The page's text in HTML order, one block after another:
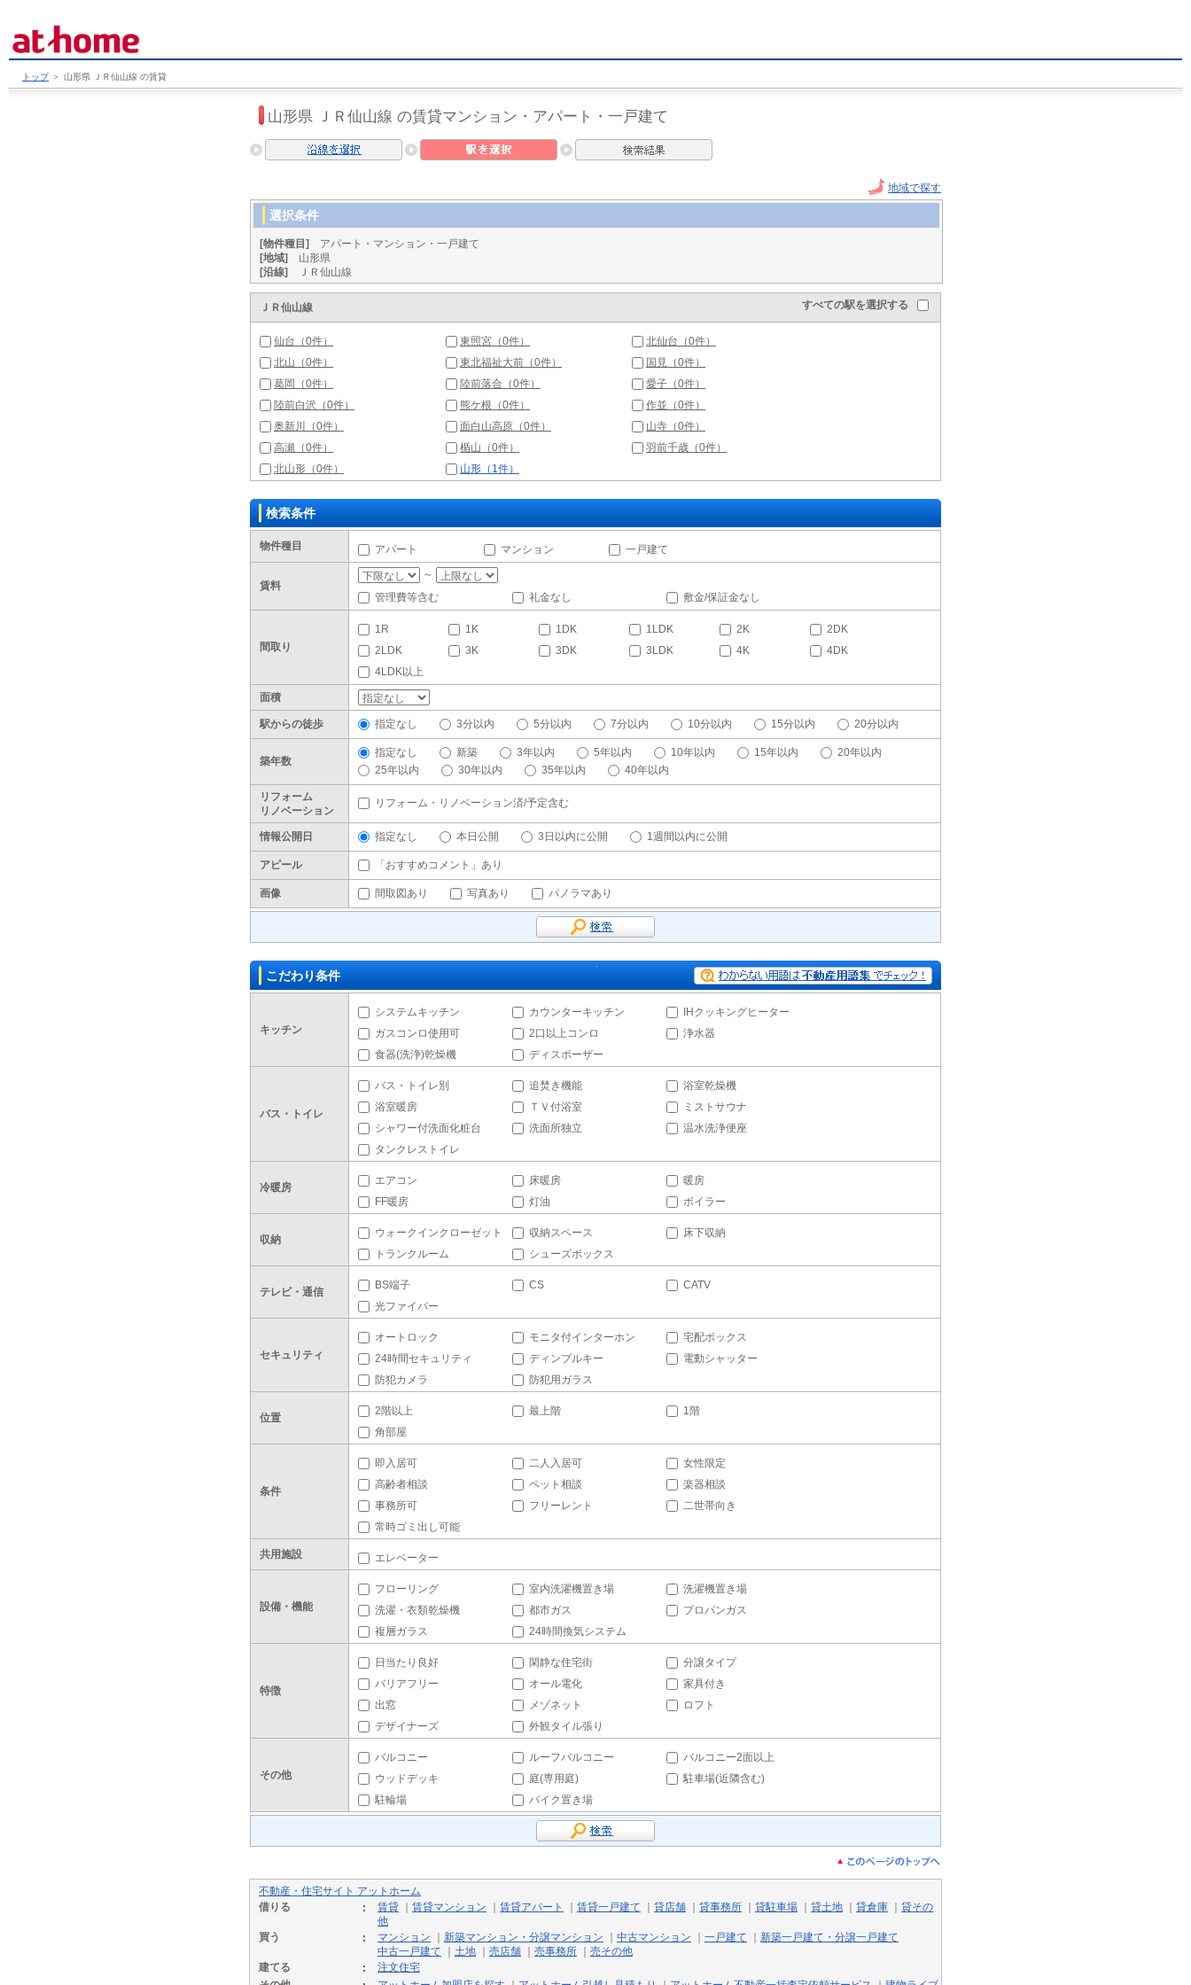
トップ ＞ 山形県 ＪＲ仙山線 の賃貸
山形県 ＪＲ仙山線 の賃貸マンション・アパート・一戸建て
地域で探す
選択条件
[物件種目]
アパート・マンション・一戸建て
[地域]
山形県
[沿線]
ＪＲ仙山線
ＪＲ仙山線 すべての駅を選択する
仙台（0件） 東照宮（0件）
北仙台（0件）
北山（0件）
東北福祉大前（0件）
国見（0件）
葛岡（0件）
陸前落合（0件）
愛子（0件）
陸前白沢（0件）
熊ケ根（0件）
作並（0件）
奥新川（0件）
面白山高原（0件）
山寺（0件）
高瀬（0件）
楯山（0件）
羽前千歳（0件）
北山形（0件）
山形（1件）
検索条件
物件種目 アパート マンション 一戸建て
賃料
～
管理費等含む
礼金なし 敷金/保証金なし
間取り
1R 1K 1DK 1LDK 2K
2DK
2LDK
3K 3DK 3LDK 4K
4DK
4LDK以上
面積
駅からの徒歩 指定なし 3分以内 5分以内 7分以内 10分以内 15分以内 20分以内
築年数
指定なし 新築 3年以内 5年以内 10年以内 15年以内
20年以内
25年以内
30年以内 35年以内 40年以内
リフォーム
リノベーション
リフォーム・リノベーション済/予定含む
情報公開日 指定なし 本日公開 3日以内に公開 1週間以内に公開
アピール 「おすすめコメント」あり
画像 間取図あり 写真あり パノラマあり
こだわり条件
キッチン
システムキッチン カウンターキッチン
IHクッキングヒーター
ガスコンロ使用可
2口以上コンロ
浄水器
食器(洗浄)乾燥機
ディスポーザー
バス・トイレ
バス・トイレ別 追焚き機能
浴室乾燥機
浴室暖房
ＴＶ付浴室
ミストサウナ
シャワー付洗面化粧台
洗面所独立
温水洗浄便座
タンクレストイレ
冷暖房
エアコン 床暖房
暖房
FF暖房
灯油 ボイラー
収納
ウォークインクローゼット 収納スペース
床下収納
トランクルーム
シューズボックス
テレビ・通信
BS端子 CS
CATV
光ファイバー
セキュリティ
オートロック モニタ付インターホン
宅配ボックス
24時間セキュリティ
ディンプルキー
電動シャッター
防犯カメラ
防犯用ガラス
位置
2階以上 最上階
1階
角部屋
条件
即入居可 二人入居可
女性限定
高齢者相談
ペット相談
楽器相談
事務所可
フリーレント
二世帯向き
常時ゴミ出し可能
共用施設 エレベーター
設備・機能
フローリング 室内洗濯機置き場
洗濯機置き場
洗濯・衣類乾燥機
都市ガス
プロパンガス
複層ガラス
24時間換気システム
特徴
日当たり良好 閑静な住宅街
分譲タイプ
バリアフリー
オール電化
家具付き
出窓
メゾネット
ロフト
デザイナーズ
外観タイル張り
その他
バルコニー ルーフバルコニー
バルコニー2面以上
ウッドデッキ
庭(専用庭)
駐車場(近隣含む)
駐輪場
バイク置き場
不動産・住宅サイト アットホーム
借りる
賃貸 賃貸マンション 賃貸アパート 賃貸一戸建て 貸店舗 貸事務所 貸駐車場 貸土地 貸倉庫
貸その
他
買う
マンション 新築マンション・分譲マンション 中古マンション 一戸建て
新築一戸建て・分譲一戸建て
中古一戸建て
土地 売店舗 売事務所
売その他
建てる
注文住宅